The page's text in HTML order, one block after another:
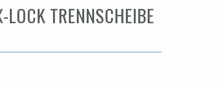
TRENNSCHEIBE